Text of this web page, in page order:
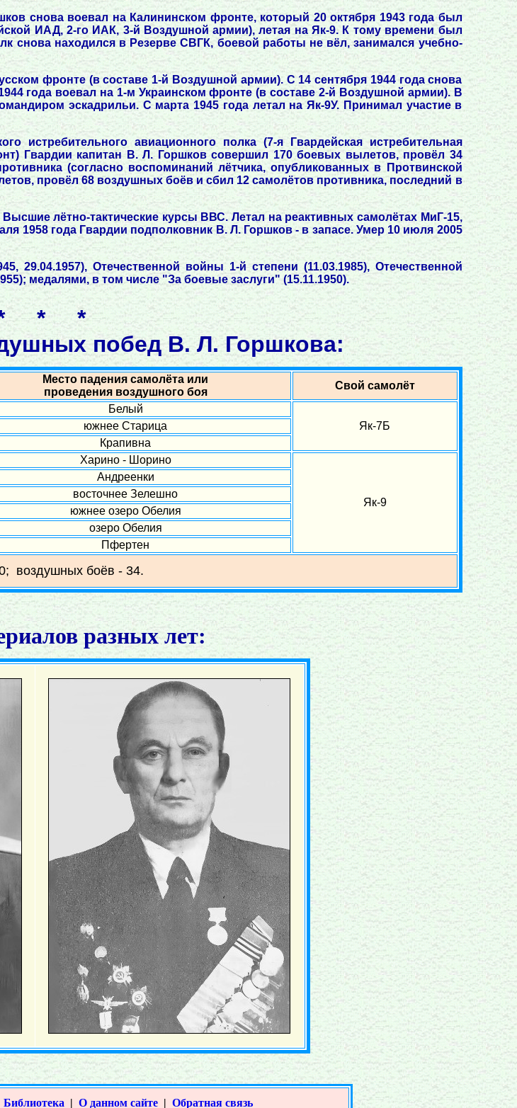
снова воевал на Калининском фронте, который 20 октября 1943 года был
ИАД, 2-го ИАК, 3-й Воздушной армии), летая на Як-9. К тому времени был
снова находился в Резерве СВГК, боевой работы не вёл, занимался учебно-
фронте (в составе 1-й Воздушной армии). С 14 сентября 1944 года снова
года воевал на 1-м Украинском фронте (в составе 2-й Воздушной армии). В
эскадрильи. С марта 1945 года летал на Як-9У. Принимал участие в
истребительного авиационного полка (7-я Гвардейская истребительная
Гвардии капитан В. Л. Горшков совершил 170 боевых вылетов, провёл 34
(согласно воспоминаний лётчика, опубликованных в Протвинской
провёл 68 воздушных боёв и сбил 12 самолётов противника, последний в
лётно-тактические курсы ВВС. Летал на реактивных самолётах МиГ-15,
1958 года Гвардии подполковник В. Л. Горшков - в запасе. Умер 10 июля 2005
29.04.1957), Отечественной войны 1-й степени (11.03.1985), Отечественной
медалями, в том числе "За боевые заслуги" (15.11.1950).
* *
побед В. Л. Горшкова:
Место падения самолёта или
проведения воздушного боя
Свой самолёт
Белый
Як-7Б
южнее Старица
Крапивна
Харино - Шорино
Як-9
Андреенки
восточнее Зелешно
южнее озеро Обелия
озеро Обелия
Пфертен
воздушных боёв - 34.
разных лет:
Библиотека | О данном сайте | Обратная связь